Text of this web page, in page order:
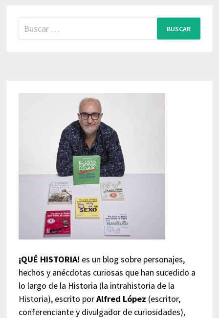
Buscar:
¡QUÉ HISTORIA! es un blog sobre personajes,
hechos y anécdotas curiosas que han sucedido a
lo largo de la Historia (la intrahistoria de la
Historia), escrito porAlfred López (escritor,
conferenciante y divulgador de curiosidades),